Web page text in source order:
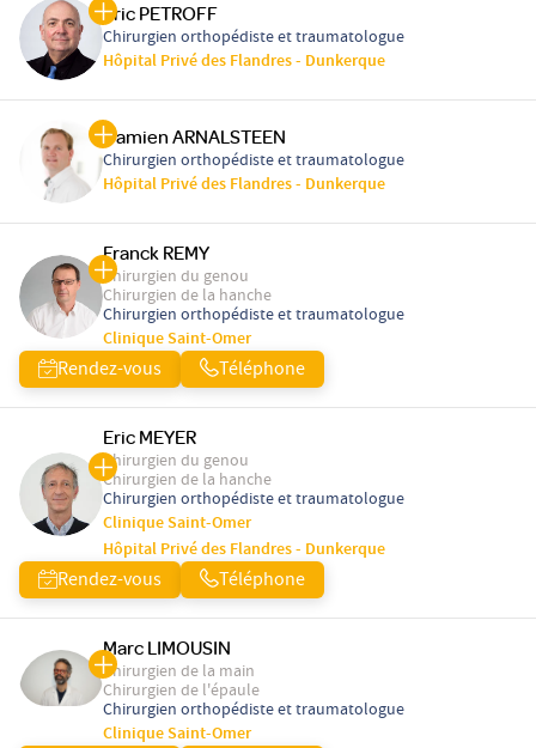
Eric PETROFF
Chirurgien orthopédiste et traumatologue
Hôpital Privé des Flandres - Dunkerque
Damien ARNALSTEEN
Chirurgien orthopédiste et traumatologue
Hôpital Privé des Flandres - Dunkerque
Franck REMY
Chirurgien du genou
Chirurgien de la hanche
Chirurgien orthopédiste et traumatologue
Clinique Saint-Omer
Rendez-vous Téléphone
Eric MEYER
Chirurgien du genou
Chirurgien de la hanche
Chirurgien orthopédiste et traumatologue
Clinique Saint-Omer
Hôpital Privé des Flandres - Dunkerque
Rendez-vous Téléphone
Marc LIMOUSIN
Chirurgien de la main
Chirurgien de l'épaule
Chirurgien orthopédiste et traumatologue
Clinique Saint-Omer